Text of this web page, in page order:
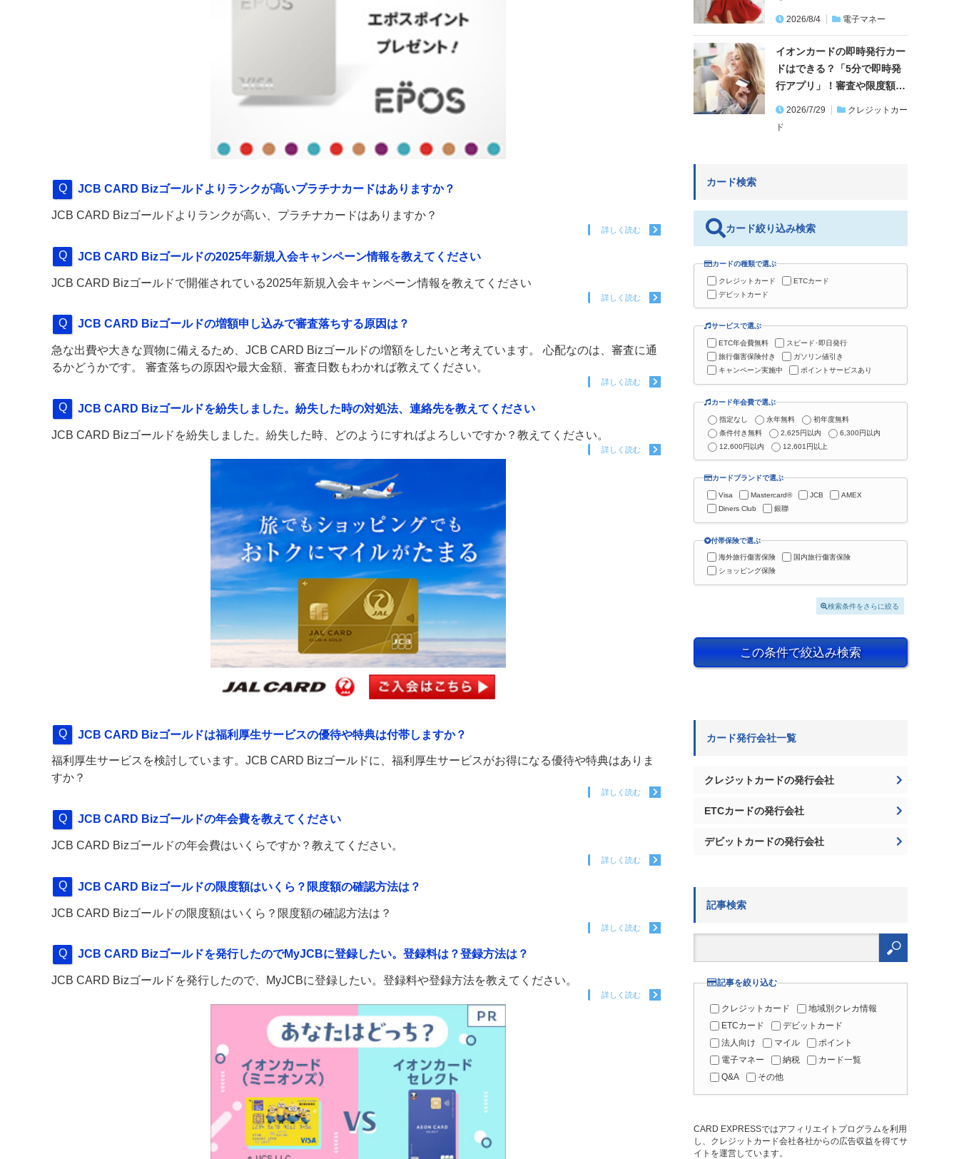
JCB CARD Bizゴールドよりランクが高いプラチナカードはありますか？
JCB CARD Bizゴールドよりランクが高い、プラチナカードはありますか？
詳しく読む
JCB CARD Bizゴールドの2025年新規入会キャンペーン情報を教えてください
JCB CARD Bizゴールドで開催されている2025年新規入会キャンペーン情報を教えてください
詳しく読む
JCB CARD Bizゴールドの増額申し込みで審査落ちする原因は？
急な出費や大きな買物に備えるため、JCB CARD Bizゴールドの増額をしたいと考えています。 心配なのは、審査に通
るかどうかです。 審査落ちの原因や最大金額、審査日数もわかれば教えてください。
詳しく読む
JCB CARD Bizゴールドを紛失しました。紛失した時の対処法、連絡先を教えてください
JCB CARD Bizゴールドを紛失しました。紛失した時、どのようにすればよろしいですか？教えてください。
詳しく読む
JCB CARD Bizゴールドは福利厚生サービスの優待や特典は付帯しますか？
福利厚生サービスを検討しています。JCB CARD Bizゴールドに、福利厚生サービスがお得になる優待や特典はありま
すか？
詳しく読む
JCB CARD Bizゴールドの年会費を教えてください
JCB CARD Bizゴールドの年会費はいくらですか？教えてください。
詳しく読む
JCB CARD Bizゴールドの限度額はいくら？限度額の確認方法は？
JCB CARD Bizゴールドの限度額はいくら？限度額の確認方法は？
詳しく読む
JCB CARD Bizゴールドを発行したのでMyJCBに登録したい。登録料は？登録方法は？
JCB CARD Bizゴールドを発行したので、MyJCBに登録したい。登録料や登録方法を教えてください。
詳しく読む
2026/8/4 電子マネー
イオンカードの即時発行カー
ドはできる？「5分で即時発
行アプリ」！審査や限度額…
2026/7/29
クレジットカー
ド
カード検索
カード絞り込み検索
カードの種類で選ぶ
クレジットカード
ETCカード
デビットカード
サービスで選ぶ
ETC年会費無料
スピード･即日発行
旅行傷害保険付き
ガソリン値引き
キャンペーン実施中
ポイントサービスあり
カード年会費で選ぶ
指定なし 永年無料
初年度無料
条件付き無料
2,625円以内
6,300円以内
12,600円以内
12,601円以上
カードブランドで選ぶ
Visa Mastercard® JCB
AMEX
Diners Club
銀聯
付帯保険で選ぶ
海外旅行傷害保険
国内旅行傷害保険
ショッピング保険
検索条件をさらに絞る
この条件で絞込み検索
カード発行会社一覧
クレジットカードの発行会社
ETCカードの発行会社
デビットカードの発行会社
記事検索
検
記事を絞り込む
クレジットカード
地域別クレカ情報
ETCカード
デビットカード
法人向け
マイル
ポイント
電子マネー
納税
カード一覧
Q&A
その他
CARD EXPRESSではアフィリエイトプログラムを利用
し、クレジットカード会社各社からの広告収益を得てサ
イトを運営しています。